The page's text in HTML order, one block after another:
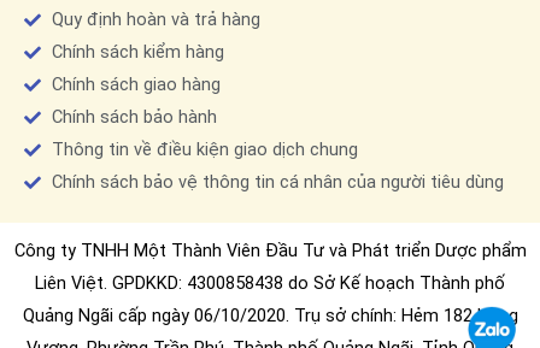
Quy định hoàn và trả hàng
Chính sách kiểm hàng
Chính sách giao hàng
Chính sách bảo hành
Thông tin về điều kiện giao dịch chung
Chính sách bảo vệ thông tin cá nhân của người tiêu dùng
Công ty TNHH Một Thành Viên Đầu Tư và Phát triển Dược phẩm
Liên Việt. GPDKKD: 4300858438 do Sở Kế hoạch Thành phố
Quảng Ngãi cấp ngày 06/10/2020. Trụ sở chính: Hẻm 182 Hùng